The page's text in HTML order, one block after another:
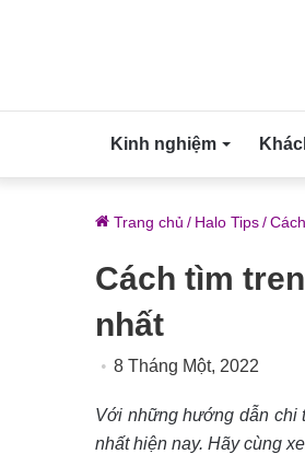
Kinh nghiệm
Trang chủ / Halo Tips/
Cách tìm
nhất
8 Tháng Một, 2022
Với những hướng dẫn chi
nhất hiện nay. Hãy cùng